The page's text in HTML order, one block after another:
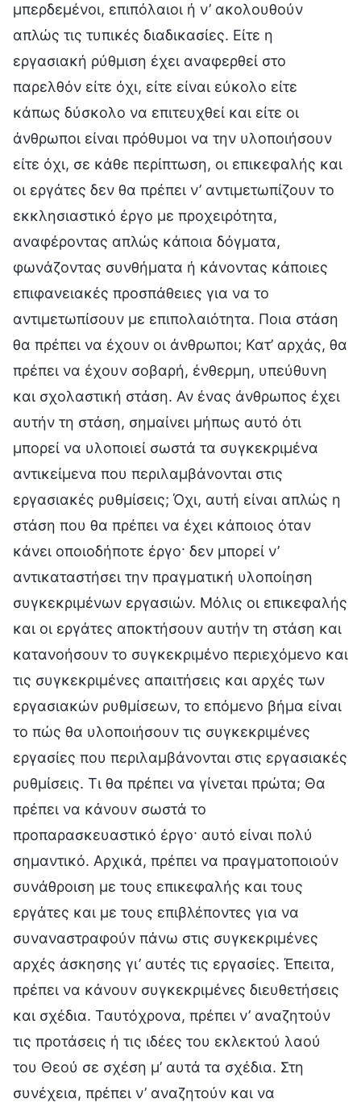
μπερδεμένοι, επιπόλαιοι ή ν’ ακολουθούν
απλώς τις τυπικές διαδικασίες. Είτε η
εργασιακή ρύθμιση έχει αναφερθεί στο
παρελθόν είτε όχι, είτε είναι εύκολο είτε
κάπως δύσκολο να επιτευχθεί και είτε οι
άνθρωποι είναι πρόθυμοι να την υλοποιήσουν
είτε όχι, σε κάθε περίπτωση, οι επικεφαλής και
οι εργάτες δεν θα πρέπει ν’ αντιμετωπίζουν το
εκκλησιαστικό έργο με προχειρότητα,
αναφέροντας απλώς κάποια δόγματα,
φωνάζοντας συνθήματα ή κάνοντας κάποιες
επιφανειακές προσπάθειες για να το
αντιμετωπίσουν με επιπολαιότητα. Ποια στάση
θα πρέπει να έχουν οι άνθρωποι; Κατ’ αρχάς, θα
πρέπει να έχουν σοβαρή, ένθερμη, υπεύθυνη
και σχολαστική στάση. Αν ένας άνθρωπος έχει
αυτήν τη στάση, σημαίνει μήπως αυτό ότι
μπορεί να υλοποιεί σωστά τα συγκεκριμένα
αντικείμενα που περιλαμβάνονται στις
εργασιακές ρυθμίσεις; Όχι, αυτή είναι απλώς η
στάση που θα πρέπει να έχει κάποιος όταν
κάνει οποιοδήποτε έργο· δεν μπορεί ν’
αντικαταστήσει την πραγματική υλοποίηση
συγκεκριμένων εργασιών. Μόλις οι επικεφαλής
και οι εργάτες αποκτήσουν αυτήν τη στάση και
κατανοήσουν το συγκεκριμένο περιεχόμενο και
τις συγκεκριμένες απαιτήσεις και αρχές των
εργασιακών ρυθμίσεων, το επόμενο βήμα είναι
το πώς θα υλοποιήσουν τις συγκεκριμένες
εργασίες που περιλαμβάνονται στις εργασιακές
ρυθμίσεις. Τι θα πρέπει να γίνεται πρώτα; Θα
πρέπει να κάνουν σωστά το
προπαρασκευαστικό έργο· αυτό είναι πολύ
σημαντικό. Αρχικά, πρέπει να πραγματοποιούν
συνάθροιση με τους επικεφαλής και τους
εργάτες και με τους επιβλέποντες για να
συναναστραφούν πάνω στις συγκεκριμένες
αρχές άσκησης γι’ αυτές τις εργασίες. Έπειτα,
πρέπει να κάνουν συγκεκριμένες διευθετήσεις
και σχέδια. Ταυτόχρονα, πρέπει ν’ αναζητούν
τις προτάσεις ή τις ιδέες του εκλεκτού λαού
του Θεού σε σχέση μ’ αυτά τα σχέδια. Στη
συνέχεια, πρέπει ν’ αναζητούν και να